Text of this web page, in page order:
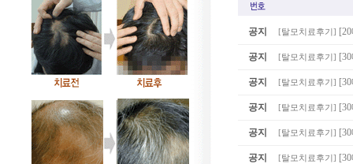
공지 [탈모치료후기 ]
공지 [탈모치료후기 ]
공지 [탈모치료후기 ]
공지 [탈모치료후기 ]
공지 [탈모치료후기 ]
공지 [탈모치료후기 ]